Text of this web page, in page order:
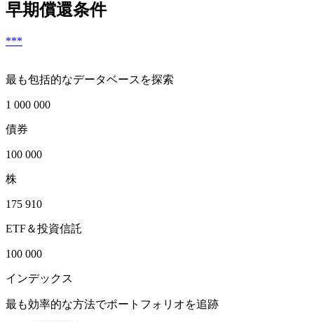
早期償還条件
***
最も包括的なデータベースを探索
1 000 000
債券
100 000
株
175 910
ETF＆投資信託
100 000
インデックス
最も効率的な方法でポートフォリオを追跡